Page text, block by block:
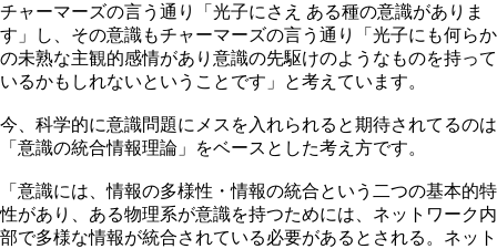
チャーマーズの言う通り「光子にさえ ある種の意識がありま
す」し、その意識もチャーマーズの言う通り「光子にも何らか
の未熟な主観的感情があり意識の先駆けのようなものを持って
いるかもしれないということです」と考えています。
今、科学的に意識問題にメスを入れられると期待されてるのは
「意識の統合情報理論」をベースとした考え方です。
「意識には、情報の多様性・情報の統合という二つの基本的特
性があり、ある物理系が意識を持つためには、ネットワーク内
部で多様な情報が統合されている必要があるとされる。ネット